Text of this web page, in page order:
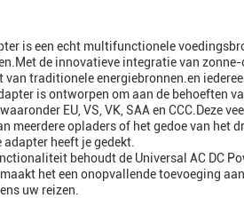
is een echt multifunctionele
de innovatieve integratie van
traditionele energiebronnen.en
is ontworpen om aan de behoeften
EU, VS, VK, SAA en CCC.Deze
meerdere opladers of het gedoe van het
heeft je gedekt.
behoudt de Universal AC DC
het een onopvallende toevoeging
uw reizen.